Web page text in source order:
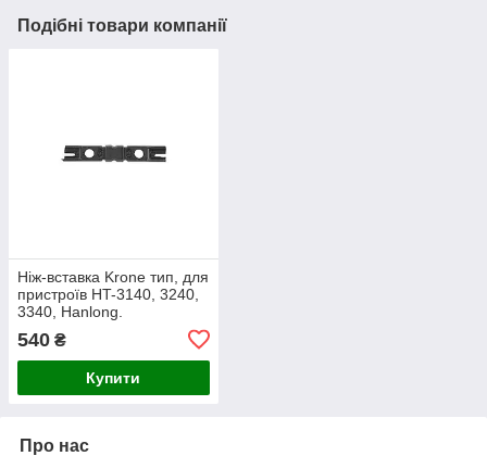
Подібні товари компанії
Ніж-вставка Krone тип, для
пристроїв HT-3140, 3240,
3340, Hanlong.
540 ₴
Купити
Про нас